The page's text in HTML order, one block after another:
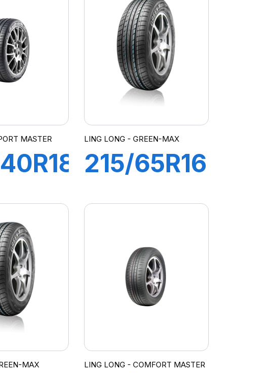
MASTER LING LONG - GREEN-MAX
215/65R16
MAX
HP010
MAX LING LONG - COMFORT MASTER